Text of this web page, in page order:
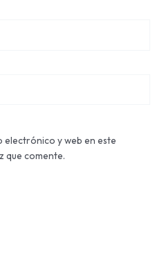
y web en este
que comente.